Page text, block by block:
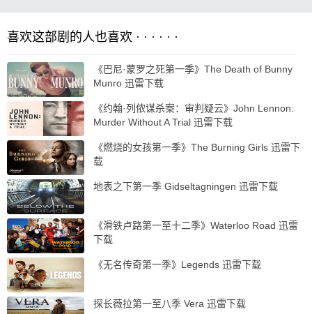
喜欢这部剧的人也喜欢 · · · · · ·
《巴尼·蒙罗之死第一季》The Death of Bunny
Munro 迅雷下载
《约翰·列侬谋杀案：审判疑云》John Lennon:
Murder Without A Trial 迅雷下载
《燃烧的女孩第一季》The Burning Girls 迅雷下
载
地表之下第一季 Gidseltagningen 迅雷下载
《滑铁卢路第一至十二季》Waterloo Road 迅雷
下载
《无名传奇第一季》Legends 迅雷下载
探长薇拉第一至八季 Vera 迅雷下载